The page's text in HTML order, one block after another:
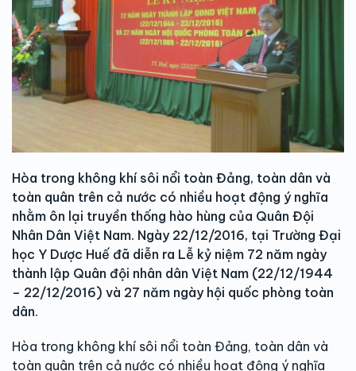
Hòa trong không khí sôi nổi toàn Đảng, toàn dân và
toàn quân trên cả nước có nhiều hoạt động ý nghĩa
nhằm ôn lại truyền thống hào hùng của Quân Đội
Nhân Dân Việt Nam. Ngày 22/12/2016, tại Trường Đại
học Y Dược Huế đã diễn ra Lễ kỷ niệm 72 năm ngày
thành lập Quân đội nhân dân Việt Nam (22/12/1944
– 22/12/2016) và 27 năm ngày hội quốc phòng toàn
dân.
Hòa trong không khí sôi nổi toàn Đảng, toàn dân và
toàn quân trên cả nước có nhiều hoạt động ý nghĩa